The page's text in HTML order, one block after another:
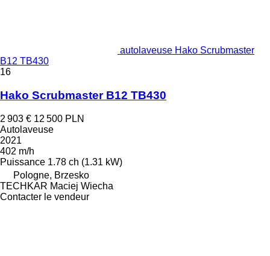
autolaveuse Hako Scrubmaster
B12 TB430
16
Hako Scrubmaster B12 TB430
2 903 € 12 500 PLN
Autolaveuse
2021
402 m/h
Puissance 1.78 ch (1.31 kW)
Pologne, Brzesko
TECHKAR Maciej Wiecha
Contacter le vendeur